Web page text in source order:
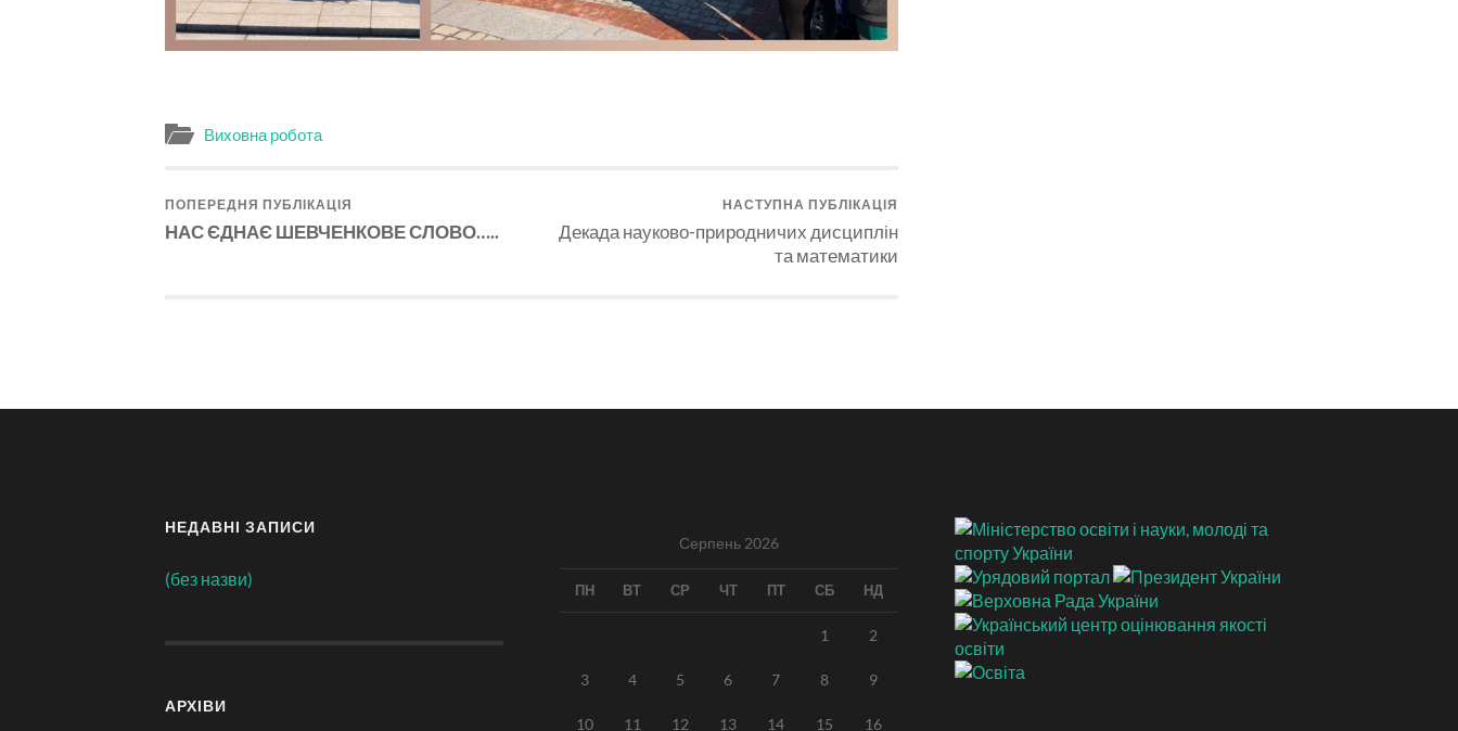
Виховна робота
ПОПЕРЕДНЯ ПУБЛІКАЦІЯ
НАС ЄДНАЄ ШЕВЧЕНКОВЕ СЛОВО…..
НАСТУПНА ПУБЛІКАЦІЯ
Декада науково-природничих дисциплін
та математики
НЕДАВНІ ЗАПИСИ
(без назви)
АРХІВИ
Серпень 2026
ПН ВТ СР ЧТ ПТ СБ НД
1 2
3 4 5 6 7 8 9
10 11 12 13 14 15 16